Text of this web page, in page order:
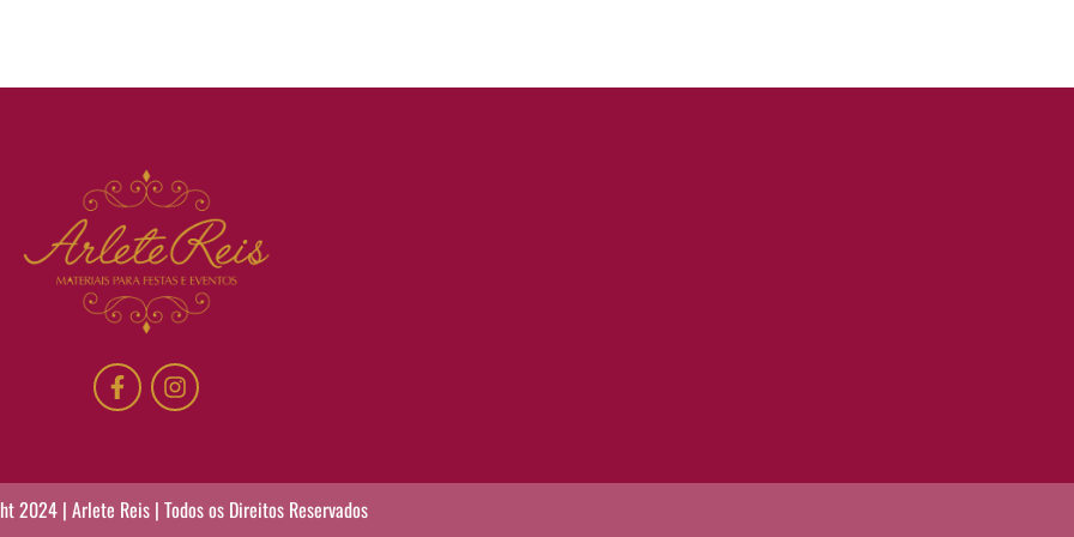
2024 | Arlete Reis | Todos os Direitos Reservados